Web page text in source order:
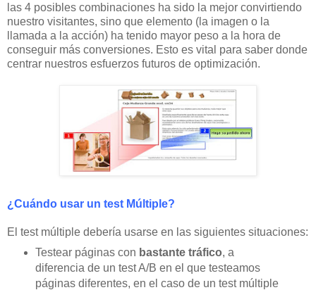
las 4 posibles combinaciones ha sido la mejor convirtiendo
nuestro visitantes, sino que elemento (la imagen o la
llamada a la acción) ha tenido mayor peso a la hora de
conseguir más conversiones. Esto es vital para saber donde
centrar nuestros esfuerzos futuros de optimización.
¿Cuándo usar un test Múltiple?
El test múltiple debería usarse en las siguientes situaciones:
Testear páginas con bastante tráfico, a
diferencia de un test A/B en el que testeamos
páginas diferentes, en el caso de un test múltiple